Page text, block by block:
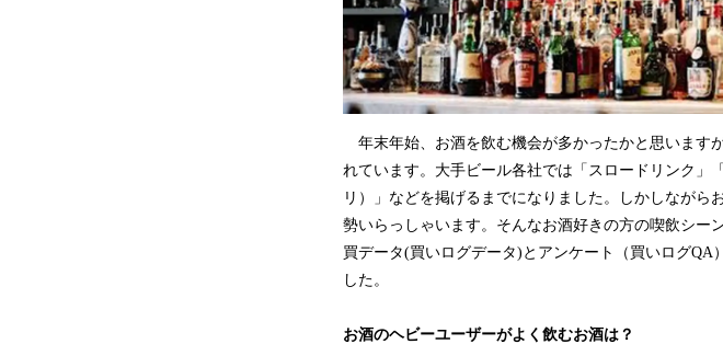
年末年始、お酒を飲む機会が多かったかと思います
れています。大手ビール各社では「スロードリンク」
リ）」などを掲げるまでになりました。しかしなが
勢いらっしゃいます。そんなお酒好きの方の喫飲シー
買データ(買いログデータ)とアンケート（買いログQA
した。
お酒のヘビーユーザーがよく飲むお酒は？